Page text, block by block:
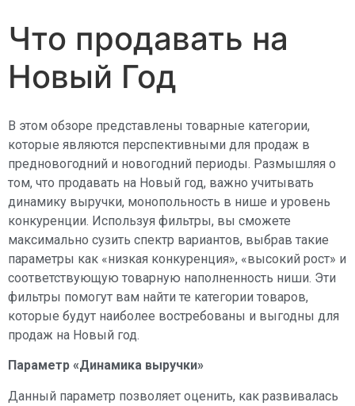
Что продавать на
Новый Год
В этом обзоре представлены товарные категории,
которые являются перспективными для продаж в
предновогодний и новогодний периоды. Размышляя о
том, что продавать на Новый год, важно учитывать
динамику выручки, монопольность в нише и уровень
конкуренции. Используя фильтры, вы сможете
максимально сузить спектр вариантов, выбрав такие
параметры как «низкая конкуренция», «высокий рост» и
соответствующую товарную наполненность ниши. Эти
фильтры помогут вам найти те категории товаров,
которые будут наиболее востребованы и выгодны для
продаж на Новый год.
Параметр «Динамика выручки»
Данный параметр позволяет оценить, как развивалась